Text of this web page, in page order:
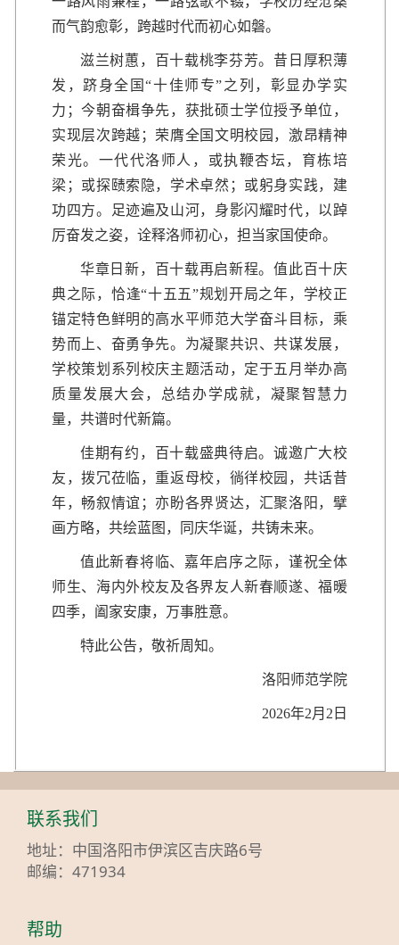
而气韵愈彰，跨越时代而初心如磐。
滋兰树蕙，百十载桃李芬芳。昔日厚积薄
发，跻身全国“十佳师专”之列，彰显办学实
力；今朝奋楫争先，获批硕士学位授予单位，
实现层次跨越；荣膺全国文明校园，激昂精神
荣光。一代代洛师人，或执鞭杏坛，育栋培
梁；或探赜索隐，学术卓然；或躬身实践，建
功四方。足迹遍及山河，身影闪耀时代，以踔
厉奋发之姿，诠释洛师初心，担当家国使命。
华章日新，百十载再启新程。值此百十庆
典之际，恰逢“十五五”规划开局之年，学校正
锚定特色鲜明的高水平师范大学奋斗目标，乘
势而上、奋勇争先。为凝聚共识、共谋发展，
学校策划系列校庆主题活动，定于五月举办高
质量发展大会，总结办学成就，凝聚智慧力
量，共谱时代新篇。
佳期有约，百十载盛典待启。诚邀广大校
友，拨冗莅临，重返母校，徜徉校园，共话昔
年，畅叙情谊；亦盼各界贤达，汇聚洛阳，擘
画方略，共绘蓝图，同庆华诞，共铸未来。
值此新春将临、嘉年启序之际，谨祝全体
师生、海内外校友及各界友人新春顺遂、福暖
四季，阖家安康，万事胜意。
特此公告，敬祈周知。
洛阳师范学院
2026年2月2日
联系我们
地址：中国洛阳市伊滨区吉庆路6号
邮编：471934
帮助